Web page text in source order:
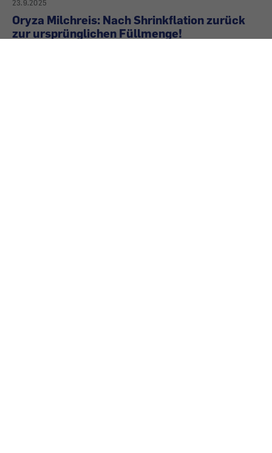
23.9.2025
Oryza Milchreis: Nach Shrinkflation zurück
zur ursprünglichen Füllmenge!